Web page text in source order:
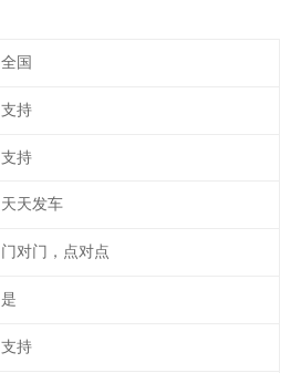
全国
支持
支持
天天发车
门对门，点对点
是
支持